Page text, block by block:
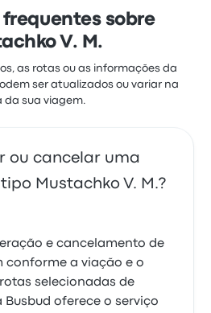
frequentes sobre
V. M.
as rotas ou as informações da
ser atualizados ou variar na
da sua viagem.
ou cancelar uma
Mustachko V. M.?
e cancelamento de
conforme a viação e o
selecionadas de
Busbud oferece o serviço